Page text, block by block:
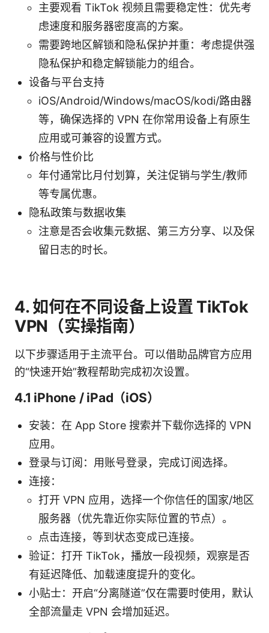
主要观看 TikTok 视频且需要稳定性：优先考
虑速度和服务器密度高的方案。
需要跨地区解锁和隐私保护并重：考虑提供强
隐私保护和稳定解锁能力的组合。
设备与平台支持
iOS/Android/Windows/macOS/kodi/路由器
等，确保选择的 VPN 在你常用设备上有原生
应用或可兼容的设置方式。
价格与性价比
年付通常比月付划算，关注促销与学生/教师
等专属优惠。
隐私政策与数据收集
注意是否会收集元数据、第三方分享、以及保
留日志的时长。
4. 如何在不同设备上设置 TikTok
VPN（实操指南）
以下步骤适用于主流平台。可以借助品牌官方应用
的“快速开始”教程帮助完成初次设置。
4.1 iPhone / iPad（iOS）
安装：在 App Store 搜索并下载你选择的 VPN
应用。
登录与订阅：用账号登录，完成订阅选择。
连接：
打开 VPN 应用，选择一个你信任的国家/地区
服务器（优先靠近你实际位置的节点）。
点击连接，等到状态变成已连接。
验证：打开 TikTok，播放一段视频，观察是否
有延迟降低、加载速度提升的变化。
小贴士：开启“分离隧道”仅在需要时使用，默认
全部流量走 VPN 会增加延迟。